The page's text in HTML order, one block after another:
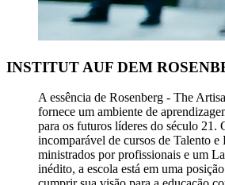
INSTITUT AUF DEM
A essência de Rosenberg - The
fornece um ambiente de
para os futuros líderes do século 21.
incomparável de cursos de Talento
ministrados por profissionais e um
inédito, a escola está em uma